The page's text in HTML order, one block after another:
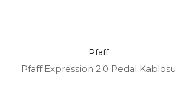
Pfaff
Pfaff Expression 2.0 Pedal Kablosu